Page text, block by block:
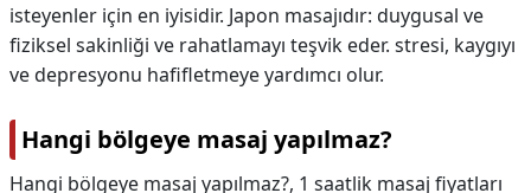
isteyenler için en iyisidir. Japon masajıdır: duygusal ve
fiziksel sakinliği ve rahatlamayı teşvik eder. stresi, kaygıyı
ve depresyonu hafifletmeye yardımcı olur.
Hangi bölgeye masaj yapılmaz?
Hangi bölgeye masaj yapılmaz?, 1 saatlik masaj fiyatları